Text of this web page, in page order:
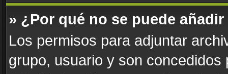
» ¿Por qué no se puede
Los permisos para adjuntar
grupo, usuario y son concedidos